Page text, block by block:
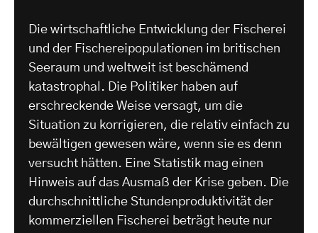
Die wirtschaftliche Entwicklung der Fischerei
und der Fischereipopulationen im britischen
Seeraum und weltweit ist beschämend
katastrophal. Die Politiker haben auf
erschreckende Weise versagt, um die
Situation zu korrigieren, die relativ einfach zu
bewältigen gewesen wäre, wenn sie es denn
versucht hätten. Eine Statistik mag einen
Hinweis auf das Ausmaß der Krise geben. Die
durchschnittliche Stundenproduktivität der
kommerziellen Fischerei beträgt heute nur